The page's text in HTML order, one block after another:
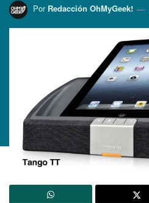
Por Redacción OhMyGeek!